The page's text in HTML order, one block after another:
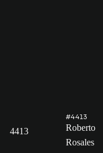
4413
#4413
Roberto
Rosales